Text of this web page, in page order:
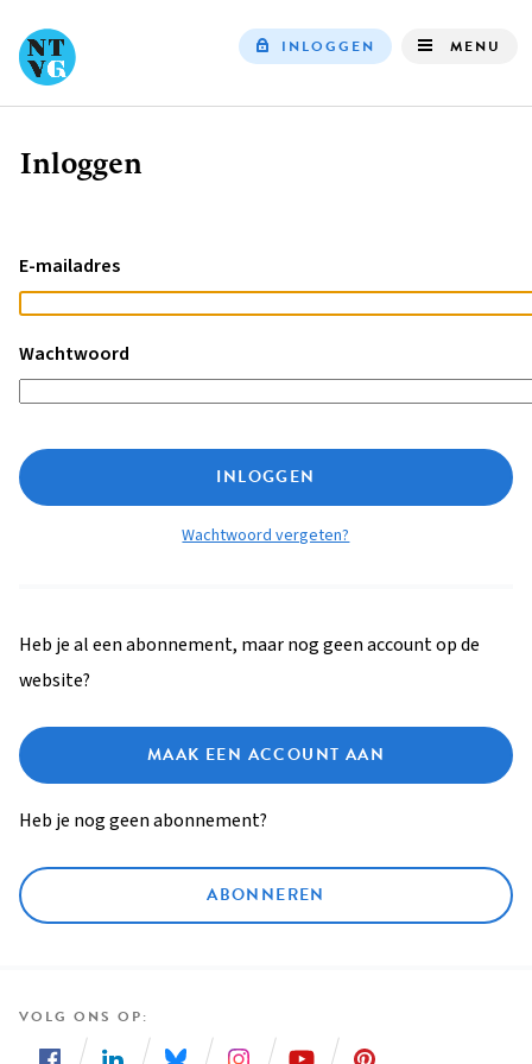
INLOGGEN MENU
Kruimelpad
Inloggen
E-mailadres
Wachtwoord
INLOGGEN
Wachtwoord vergeten?
Heb je al een abonnement, maar nog geen account op de
website?
MAAK EEN ACCOUNT AAN
Heb je nog geen abonnement?
ABONNEREN
VOLG ONS OP